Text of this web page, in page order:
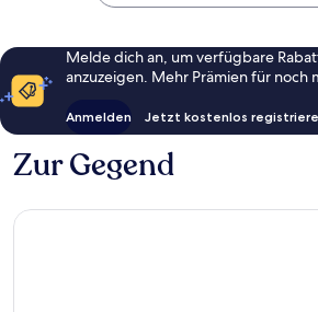
Melde dich an, um verfügbare
anzuzeigen. Mehr Prämien für noch
Anmelden Jetzt kostenlos
Zur Gegend